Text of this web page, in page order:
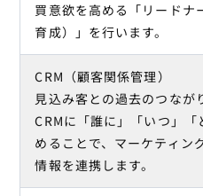
買意欲を高める「リードナ
育成）」を行います。
CRM（顧客関係管理）
見込み客との過去のつなが
CRMに「誰に」「いつ」
めることで、マーケティン
情報を連携します。